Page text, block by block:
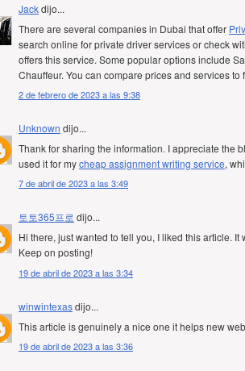
Jackdijo...
There are several companies in Dubai that offer
search online for private driver services or check
offers this service. Some popular options include
Chauffeur. You can compare prices and services
2 de febrero de 2023 a las 9:38
Unknown dijo...
Thank for sharing the information. I appreciate the
used it for mycheap assignment writing service,
7 de abril de 2023 a las 3:49
토토365프로 dijo...
Hi there, just wanted to tell you, I liked this article. It
Keep on posting!
19 de abril de 2023 a las 3:34
winwintexasdijo...
This article is genuinely a nice one it helps new
19 de abril de 2023 a las 3:36